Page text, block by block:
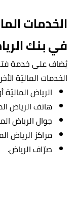
الخدمات
في بنك
يُضاف على خدمة
الخدمات الماليّة
الرياض الماليّة
هاتف الرياض
جوال الرياض
مراكز الرياض
صرّاف الرياض.